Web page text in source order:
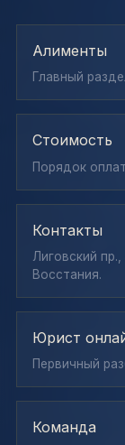
Алименты
Главный
Стоимость
Порядок
Контакты
Лиговский
Восстания.
Юрист
Первичный
Команда